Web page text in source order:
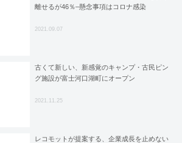
離せるが46％–懸念事項はコロナ感染
2021.09.07
古くて新しい、新感覚のキャンプ・古民ピン
グ施設が富士河口湖町にオープン
2021.11.25
レコモットが提案する、企業成長を止めない